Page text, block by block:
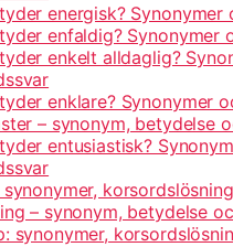
energisk? Synonymer
enfaldig? Synonymer
enkelt alldaglig?
enklare? Synonymer
– synonym, betydelse
entusiastisk?
synonymer,
– synonym, betydelse
synonymer,